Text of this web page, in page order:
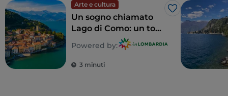
Arte e cultura
Like
Un sogno chiamato
Lago di Como: un tour
alla scoperta di 5 ville
indimenticabili
Powered by:
3 minuti